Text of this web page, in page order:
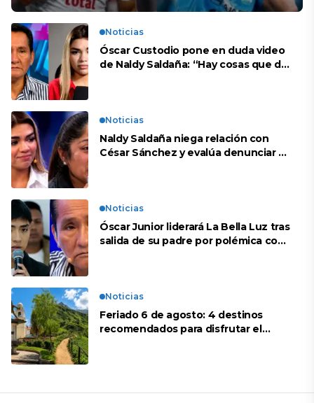
Noticias
Óscar Custodio pone en duda video
de Naldy Saldaña: “Hay cosas que de
Noticias
Naldy Saldaña niega relación con
César Sánchez y evalúa denunciar a
Noticias
Óscar Junior liderará La Bella Luz tras
salida de su padre por polémica con
Noticias
Feriado 6 de agosto: 4 destinos
recomendados para disfrutar el